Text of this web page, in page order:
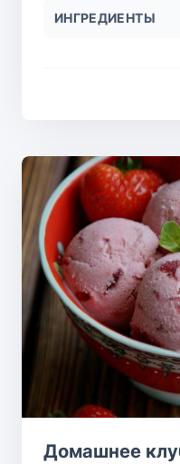
ИНГРЕДИЕНТЫ
Домашнее